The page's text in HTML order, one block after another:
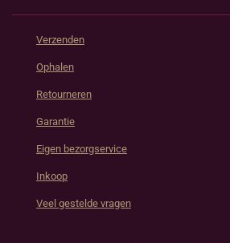
Verzenden
Ophalen
Retourneren
Garantie
Eigen bezorgservice
Inkoop
Veel gestelde vragen